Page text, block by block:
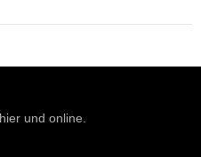
und online.